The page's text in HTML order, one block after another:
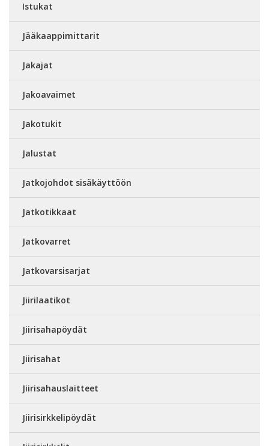
Istukat
Jääkaappimittarit
Jakajat
Jakoavaimet
Jakotukit
Jalustat
Jatkojohdot sisäkäyttöön
Jatkotikkaat
Jatkovarret
Jatkovarsisarjat
Jiirilaatikot
Jiirisahapöydät
Jiirisahat
Jiirisahauslaitteet
Jiirisirkkelipöydät